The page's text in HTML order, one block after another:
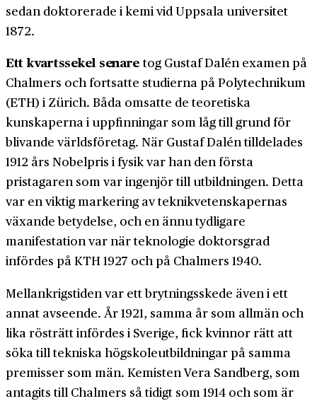
sedan doktorerade i kemi vid Uppsala universitet
1872.
Ett kvartssekel senaretog Gustaf Dalén examen på
Chalmers och fortsatte studierna på Polytechnikum
(ETH) i Zürich. Båda omsatte de teoretiska
kunskaperna i uppfinningar som låg till grund för
blivande världsföretag. När Gustaf Dalén tilldelades
1912 års Nobelpris i fysik var han den första
pristagaren som var ingenjör till utbildningen. Detta
var en viktig markering av teknikvetenskapernas
växande betydelse, och en ännu tydligare
manifestation var när teknologie doktorsgrad
infördes på KTH 1927 och på Chalmers 1940.
Mellankrigstiden var ett brytningsskede även i ett
annat avseende. År 1921, samma år som allmän och
lika rösträtt infördes i Sverige, fick kvinnor rätt att
söka till tekniska högskoleutbildningar på samma
premisser som män. Kemisten Vera Sandberg, som
antagits till Chalmers så tidigt som 1914 och som är